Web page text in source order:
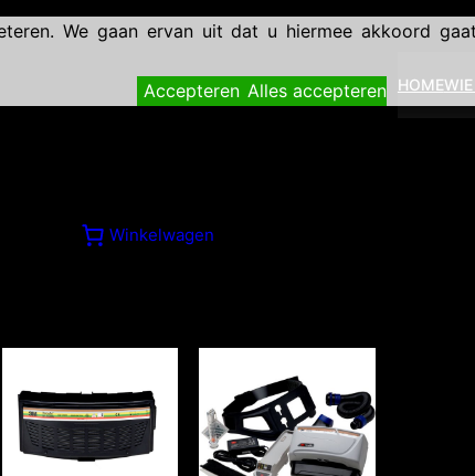
HOME
Winkelwagen
We gaan ervan uit dat u hiermee akkoord
Accepteren Alles accepteren